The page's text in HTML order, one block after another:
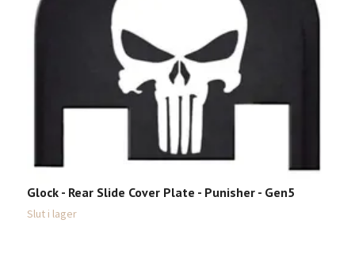
Glock - Rear Slide Cover Plate - Punisher - Gen5
Slut i lager